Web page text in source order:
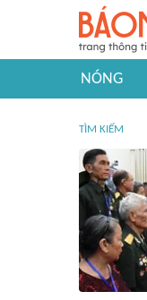
NÓNG
TÌM KIẾM